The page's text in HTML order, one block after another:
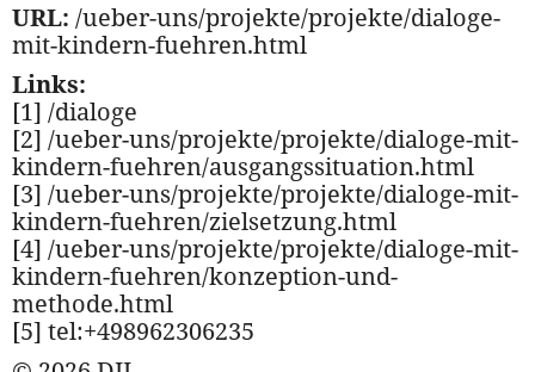
URL: /ueber-uns/projekte/projekte/dialoge-
mit-kindern-fuehren.html
Links:
[1] /dialoge
[2] /ueber-uns/projekte/projekte/dialoge-mit-
kindern-fuehren/ausgangssituation.html
[3] /ueber-uns/projekte/projekte/dialoge-mit-
kindern-fuehren/zielsetzung.html
[4] /ueber-uns/projekte/projekte/dialoge-mit-
kindern-fuehren/konzeption-und-
methode.html
[5] tel:+498962306235